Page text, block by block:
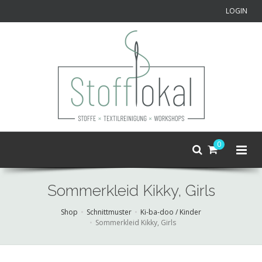
LOGIN
0
Sommerkleid Kikky, Girls
Shop Schnittmuster
Ki-ba-doo / Kinder
Sommerkleid Kikky, Girls